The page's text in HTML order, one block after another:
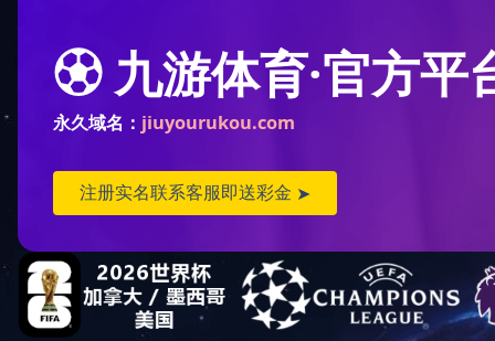
上一篇：K3009
下一篇：K3011